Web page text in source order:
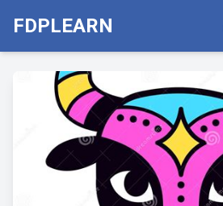
FDPLEARN